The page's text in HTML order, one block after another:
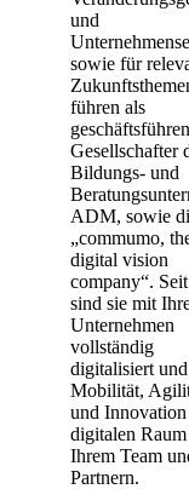
und
sowie für
führen als
Gesellschafter
Bildungs- und
ADM, sowie
„commumo,
digital vision
company“.
sind sie mit
Unternehmen
vollständig
digitalisiert
Mobilität,
und
digitalen
Ihrem Team
Partnern.